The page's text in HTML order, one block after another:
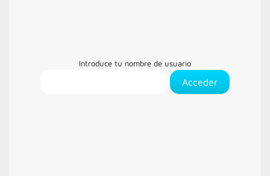
Introduce tu nombre de usuario
Acceder